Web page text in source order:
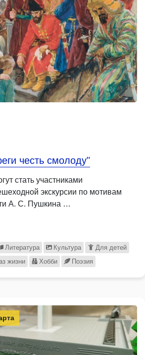
честь смолоду"
стать участниками
экскурсии по мотивам
А. С. Пушкина …
Литература Культура
Для детей
жизни Хобби Поэзия